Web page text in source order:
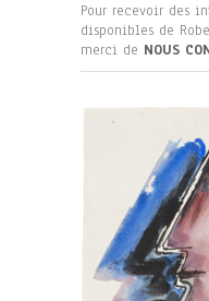
Pour recevoir des
disponibles de
merci de NOUS